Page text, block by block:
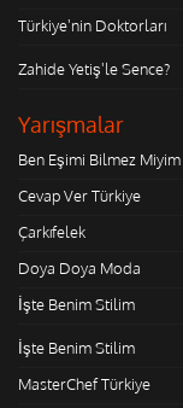
Türkiye'nin Doktorları
Zahide Yetiş'le Sence?
Yarışmalar
Ben Eşimi Bilmez Miyim
Cevap Ver Türkiye
Çarkıfelek
Doya Doya Moda
İşte Benim Stilim
İşte Benim Stilim
MasterChef Türkiye